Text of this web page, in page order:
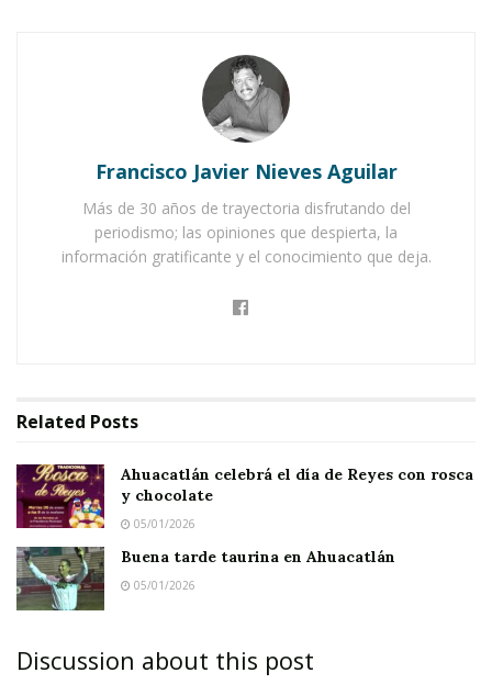
Ahuacatlán celebrá el día de Reyes con rosca y
chocolate
Buena tarde taurina en Ahuacatlán
Francisco Javier Nieves Aguilar
Más de 30 años de trayectoria disfrutando del
periodismo; las opiniones que despierta, la
información gratificante y el conocimiento que deja.
Related Posts
Ahuacatlán celebrá el día de Reyes con rosca
y chocolate
05/01/2026
Buena tarde taurina en Ahuacatlán
05/01/2026
Discussion about this post